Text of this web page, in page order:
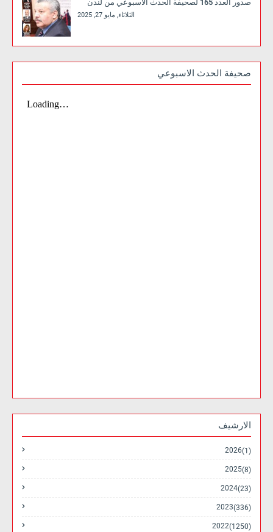
صدور العدد 165 لصحيفة الحدث الاسبوعي من لندن
الثلاثاء, مايو 27, 2025
صحيفة الحدث الاسبوعي
الارشيف
2026 (1)
2025 (8)
2024 (23)
2023 (336)
2022 (1250)